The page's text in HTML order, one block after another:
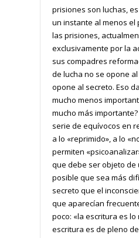
prisiones son luchas,
un instante al menos el
las prisiones,
exclusivamente por la
sus compadres
de lucha no se opone
opone al secreto. Eso
mucho menos
mucho más
serie de equívocos en
a lo «reprimido», a lo
permiten
que debe ser objeto de
posible que sea más
secreto que el
que aparecían
poco: «la escritura es lo
escritura es de pleno